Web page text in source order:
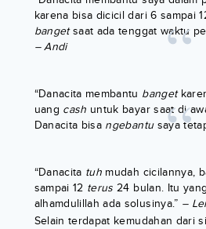
karena bisa dicicil dari 6 sampai
bangetsaat ada tenggat waktu
– Andi
“Danacita membantu banget
uang cash untuk bayar saat di
Danacita bisa ngebantu saya
“Danacita tuh mudah cicilannya,
sampai 12 terus24 bulan. Itu
alhamdulillah ada solusinya.” –
Selain terdapat kemudahan dari